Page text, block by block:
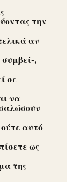
την
αν
,
σε
να
αυτό
ως
της